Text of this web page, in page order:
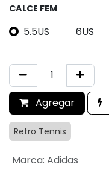
CALCE FEM
5.5US 6US
Agregar
Retro Tennis
Marca: Adidas